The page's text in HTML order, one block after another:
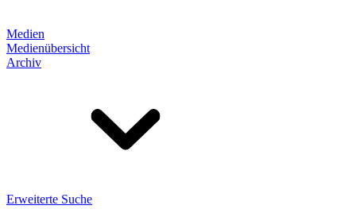
Medien
Medienübersicht
Archiv
Erweiterte Suche